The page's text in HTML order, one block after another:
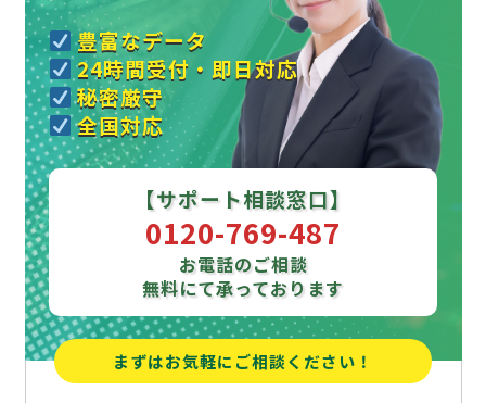
豊富なデータ
24時間受付・即日対応
秘密厳守
全国対応
【サポート相談窓口】
0120-769-487
お電話のご相談
無料にて承っております
まずはお気軽にご相談ください！